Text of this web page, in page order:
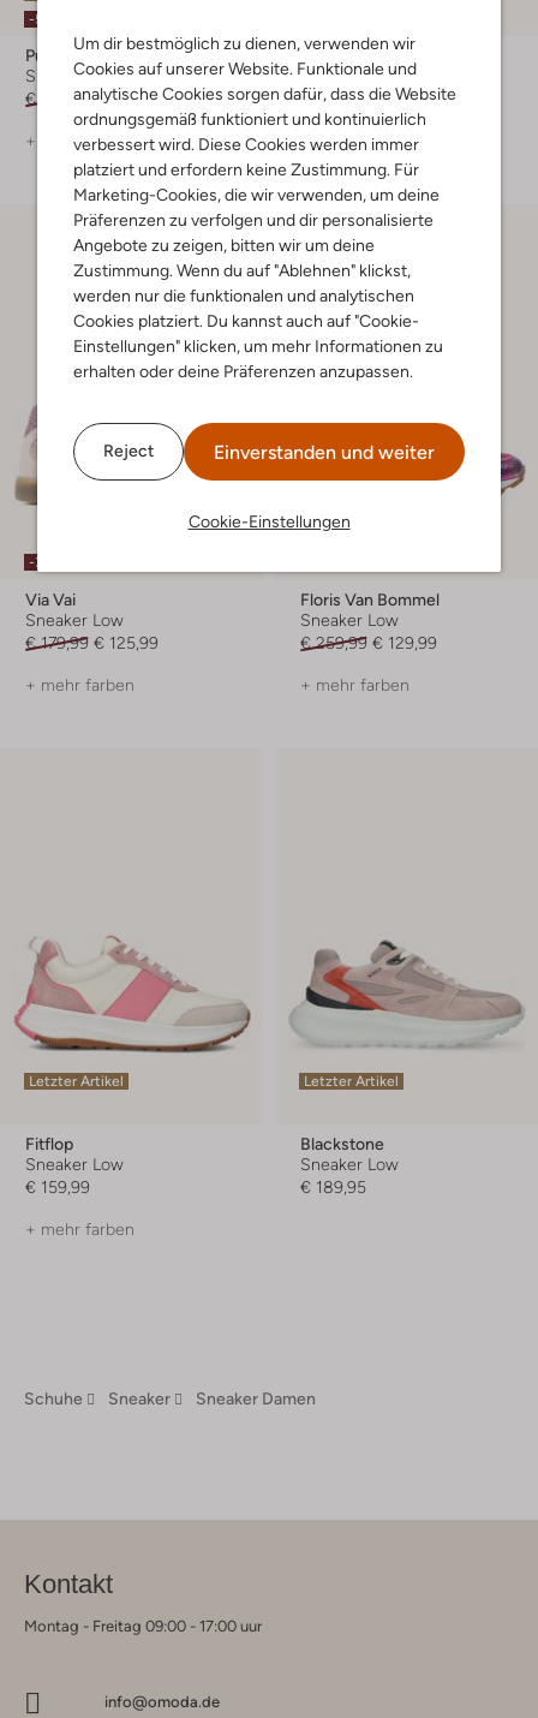
Um dir bestmöglich zu dienen, verwenden wir
Cookies auf unserer Website. Funktionale und
analytische Cookies sorgen dafür, dass die Website
ordnungsgemäß funktioniert und kontinuierlich
verbessert wird. Diese Cookies werden immer
platziert und erfordern keine Zustimmung. Für
Marketing-Cookies, die wir verwenden, um deine
Präferenzen zu verfolgen und dir personalisierte
Angebote zu zeigen, bitten wir um deine
Zustimmung. Wenn du auf "Ablehnen" klickst,
werden nur die funktionalen und analytischen
Cookies platziert. Du kannst auch auf "Cookie-
Einstellungen" klicken, um mehr Informationen zu
erhalten oder deine Präferenzen anzupassen.
Reject Einverstanden und weiter
Cookie-Einstellungen
-50%
Puma
Sneaker Low
€ 109,99 € 54,99
+ mehr farben
Kaotiko
Sneaker Low
€ 119,99 € 59,99
+ mehr farben
-30%
Via Vai
Sneaker Low
€ 179,99 € 125,99
+ mehr farben
Floris Van Bommel
Sneaker Low
€ 259,99 € 129,99
+ mehr farben
Letzter Artikel
Fitflop
Sneaker Low
€ 159,99
+ mehr farben
Letzter Artikel
Blackstone
Sneaker Low
€ 189,95
Schuhe Sneaker Sneaker Damen
Kontakt
Montag - Freitag 09:00 - 17:00 uur
info@omoda.de